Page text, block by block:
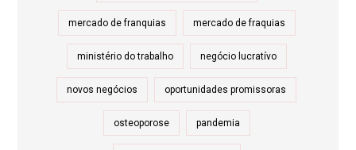
mercado de franquias mercado de fraquias
ministério do trabalho negócio lucratívo
novos negócios oportunidades promissoras
osteoporose pandemia